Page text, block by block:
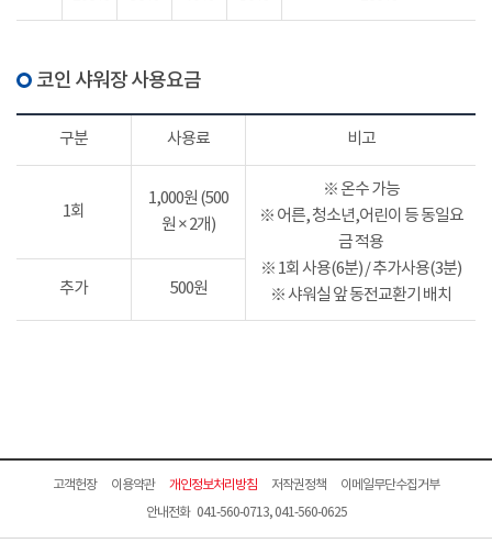
코인 샤워장 사용요금
구분 사용료 비고
1회
1,000원 (500
원 × 2개)
※ 온수 가능
※ 어른, 청소년,어린이 등 동일요
금 적용
※ 1회 사용(6분) / 추가사용(3분)
※ 샤워실 앞 동전교환기 배치
추가 500원
고객헌장 이용약관 개인정보처리방침 저작권정책
이메일무단수집거부
안내전화 041-560-0713, 041-560-0625